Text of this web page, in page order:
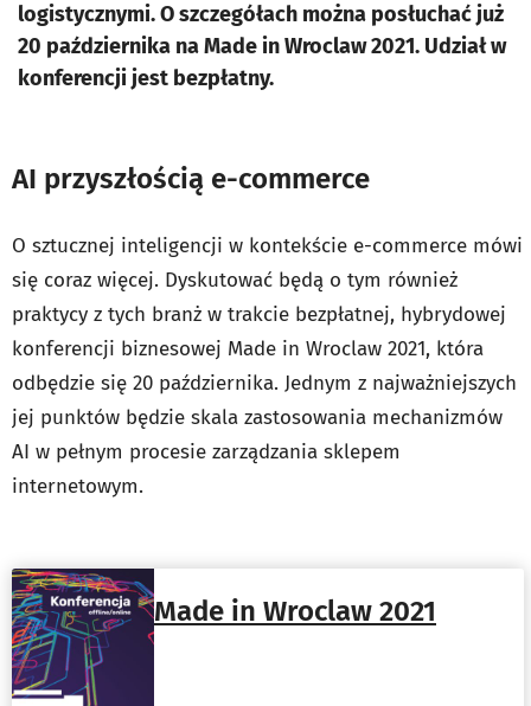
logistycznymi. O szczegółach można posłuchać już
20 października na Made in Wroclaw 2021. Udział w
konferencji jest bezpłatny.
AI przyszłością e-commerce
O sztucznej inteligencji w kontekście e-commerce mówi
się coraz więcej. Dyskutować będą o tym również
praktycy z tych branż w trakcie bezpłatnej, hybrydowej
konferencji biznesowej Made in Wroclaw 2021, która
odbędzie się 20 października. Jednym z najważniejszych
jej punktów będzie skala zastosowania mechanizmów
AI w pełnym procesie zarządzania sklepem
internetowym.
Made in Wroclaw 2021